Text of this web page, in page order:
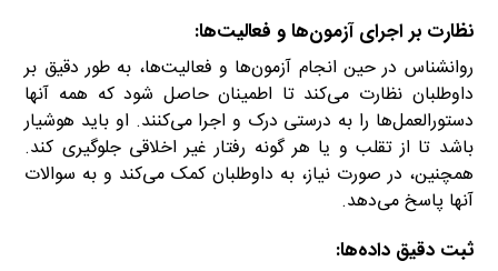
نظارت بر اجرای آزمون‌ها و فعالیت‌ها:
روانشناس در حین انجام آزمون‌ها و فعالیت‌ها، به طور دقیق بر
داوطلبان نظارت می‌کند تا اطمینان حاصل شود که همه آنها
دستورالعمل‌ها را به درستی درک و اجرا می‌کنند. او باید هوشیار
باشد تا از تقلب و یا هر گونه رفتار غیر اخلاقی جلوگیری کند.
همچنین، در صورت نیاز، به داوطلبان کمک می‌کند و به سوالات
آنها پاسخ می‌دهد.
ثبت دقیق داده‌ها: